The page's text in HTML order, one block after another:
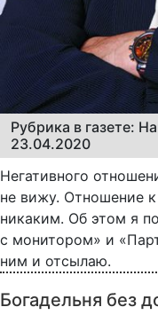
Рубрика в газете:
23.04.2020
Негативного
не вижу. Отношение к
никаким. Об этом я
с монитором» и
ним и отсылаю.
Богадельня без